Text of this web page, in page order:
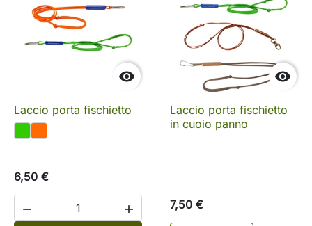

Laccio porta fischietto
6,50 €
 

Laccio porta fischietto
in cuoio panno
7,50 €